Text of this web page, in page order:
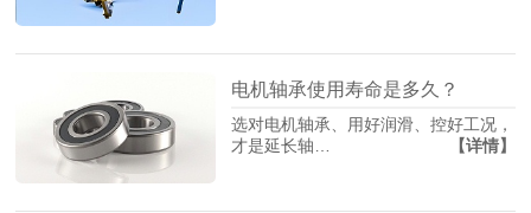
电机轴承使用寿命是多久？
选对电机轴承、用好润滑、控好工况，
才是延长轴…
【详情】